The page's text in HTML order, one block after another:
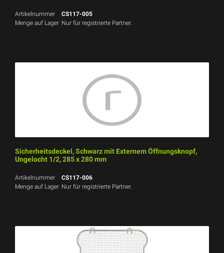
Artikelnummer
CS117-005
Menge auf Lager Nur für registrierte Partner.
Sicherheitsdeckel, Schwarz mit Externem Öffnungsknopf,
Ungelocht 1/2, 285 x 280 mm
Artikelnummer
CS117-006
Menge auf Lager Nur für registrierte Partner.